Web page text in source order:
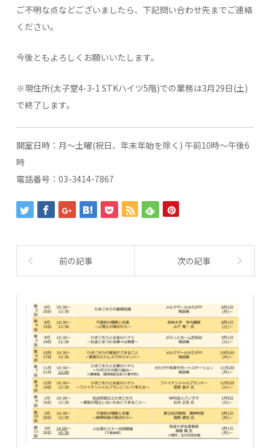
ご不明な点などございましたら、下記問い合わせ先までご連絡
ください。
今後ともよろしくお願いいたします。
※現住所(太子堂4-3-1 STKハイツ5階)での業務は3月29日(土)
で終了します。
開室日時：月～土曜(祝日、年末年始を除く) 午前10時～午後6
時
電話番号：03-3414-7867
前の記事 次の記事